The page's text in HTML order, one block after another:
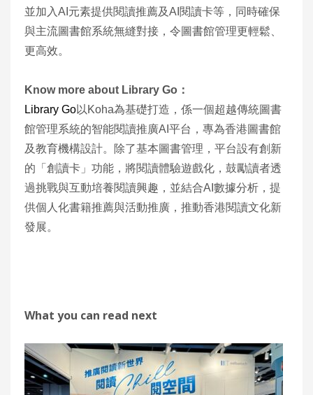
並加入AI元素提供閱讀推薦及AI閱讀卡等，同時確保
與主流圖書館系統無縫對接，令圖書館管理更輕鬆、
更高效。
Know more about Library Go：
Library Go以Koha為基礎打造，係一個超越傳統圖書
館管理系統的智能閱讀推廣AI平台，專為香港圖書館
及教育機構設計。除了基本圖書管理，平台設有創新
的「創讀卡」功能，將閱讀體驗遊戲化，鼓勵讀者透
過挑戰與互動培養閱讀興趣，並結合AI數據分析，提
供個人化書籍推薦與活動推廣，推動香港閱讀文化新
發展。
What you can read next